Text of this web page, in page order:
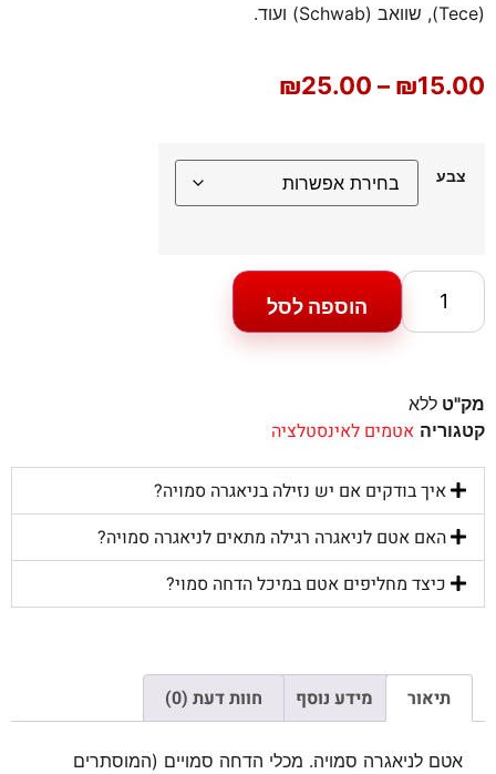
(Tece), שוואב (Schwab) ועוד.
₪15.00
–
₪25.00
צבע
הוספה לסל
מק"ט ללא
קטגוריה אטמים לאינסטלציה
איך בודקים אם יש נזילה בניאגרה סמויה?
האם אטם לניאגרה רגילה מתאים לניאגרה סמויה?
כיצד מחליפים אטם במיכל הדחה סמוי?
תיאור מידע נוסף חוות דעת (0)
אטם לניאגרה סמויה. מכלי הדחה סמויים (המוסתרים